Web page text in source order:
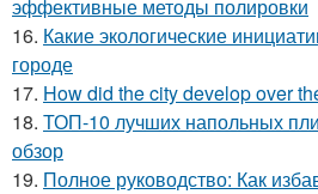
эффективные методы полировки
16. Какие экологические
городе
17. How did the city develop over
18. ТОП-10 лучших напольных
обзор
19. Полное руководство: Как